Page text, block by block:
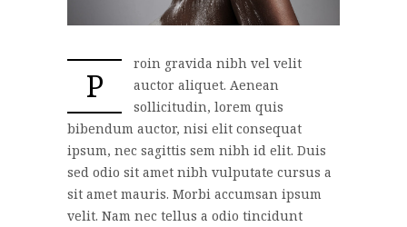
P
roin gravida nibh vel velit
auctor aliquet. Aenean
sollicitudin, lorem quis
bibendum auctor, nisi elit consequat
ipsum, nec sagittis sem nibh id elit. Duis
sed odio sit amet nibh vulputate cursus a
sit amet mauris. Morbi accumsan ipsum
velit. Nam nec tellus a odio tincidunt